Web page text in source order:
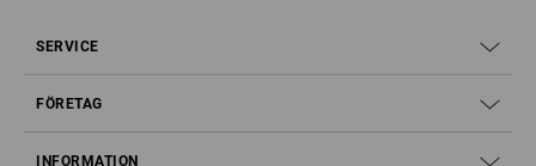
SERVICE
FÖRETAG
INFORMATION